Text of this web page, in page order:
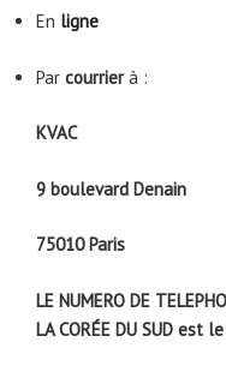
En ligne
Par courrierà :
KVAC
9 boulevard Denain
75010 Paris
LE NUMERO DE
LA CORÉE DU SUD est